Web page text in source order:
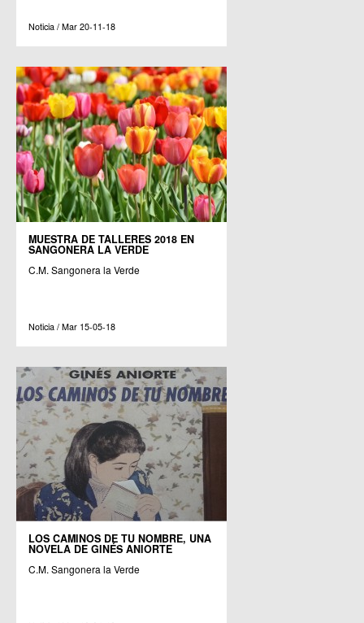
Noticia / Mar 20-11-18
MUESTRA DE TALLERES 2018 EN
SANGONERA LA VERDE
C.M. Sangonera la Verde
Noticia / Mar 15-05-18
LOS CAMINOS DE TU NOMBRE, UNA
NOVELA DE GINÉS ANIORTE
C.M. Sangonera la Verde